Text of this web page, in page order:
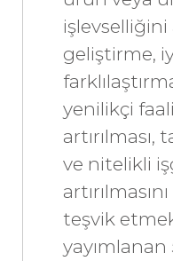
işlevselliğini
geliştirme,
yenilikçi
artırılması,
ve nitelikli
teşvik
yayımlanan